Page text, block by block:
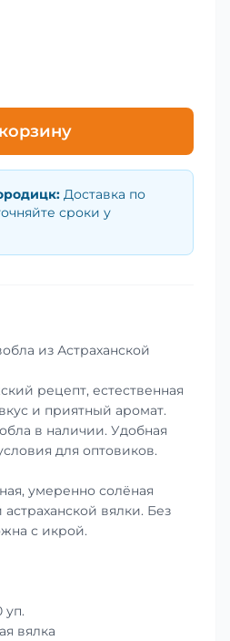
: Доставка по
сроки у
из Астраханской
рецепт, естественная
и приятный аромат.
в наличии. Удобная
для оптовиков.
умеренно солёная
вялки. Без
с икрой.
уп.
вялка